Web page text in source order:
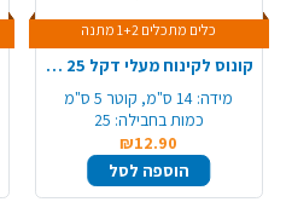
כלים מתכלים 1+2 מתנה
קונוס לקינוח מעלי דקל 25 יח' - קטן
מידה: 14 ס"מ, קוטר 5 ס"מ
כמות בחבילה: 25
₪12.90
הוספה לסל